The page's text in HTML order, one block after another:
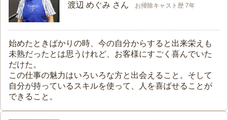
渡辺 めぐみ さん お掃除キャスト歴 7年
始めたときばかりの時、今の自分からすると出来栄えも
未熟だったとは思うけれど、お客様にすごく喜んでいた
だけた。
この仕事の魅力はいろいろな方と出会えること。そして
自分が持っているスキルを使って、人を喜ばせることが
できること。